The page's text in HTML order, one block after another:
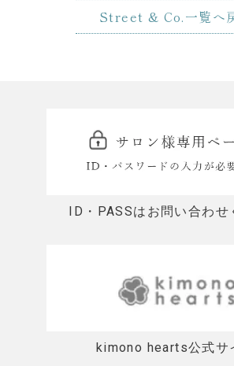
Street & Co.一覧へ
ID・PASSはお問い合わせ
kimono hearts公式サ